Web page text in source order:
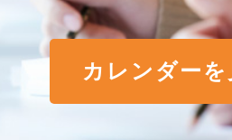
カレンダーを